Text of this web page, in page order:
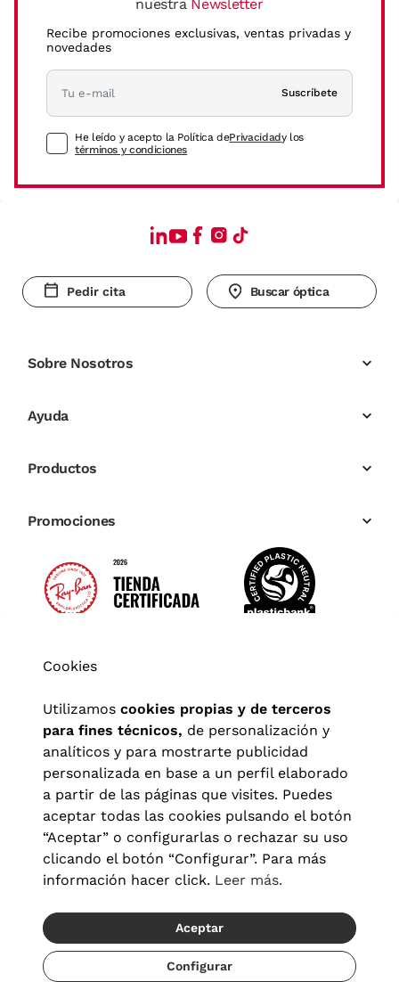
Recíbelo del 19/08 al 21/08
nuestra Newsletter
Recibe promociones exclusivas, ventas privadas y
novedades
Suscríbete
He leído y acepto la Política dePrivacidady los
términos y condiciones
Pedir cita Buscar óptica
Sobre Nosotros
Ayuda
Productos
Promociones
Aviso legal| Política de privacidad Términos y condiciones
Política de cookies|Configuración de cookies
© 2026 Visionlab España
Cookies
Utilizamos cookies propias y de terceros
para fines técnicos, de personalización y
analíticos y para mostrarte publicidad
personalizada en base a un perfil elaborado
a partir de las páginas que visites. Puedes
aceptar todas las cookies pulsando el botón
“Aceptar” o configurarlas o rechazar su uso
clicando el botón “Configurar”. Para más
información hacer click. Leer más.
Aceptar
Configurar